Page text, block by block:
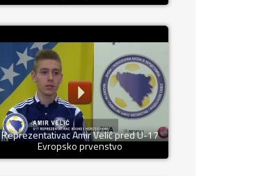
Reprezentativac Amir Velić pred U-17
Evropsko prvenstvo